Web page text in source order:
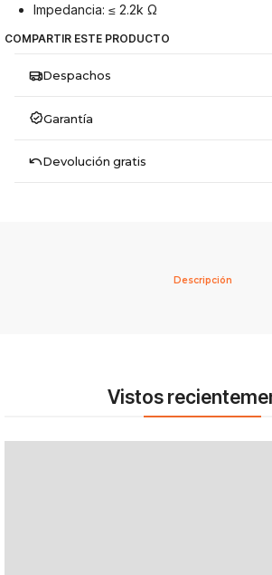
Impedancia: ≤ 2.2k Ω
COMPARTIR ESTE PRODUCTO
Despachos
Garantía
Devolución gratis
Descripción
Vistos